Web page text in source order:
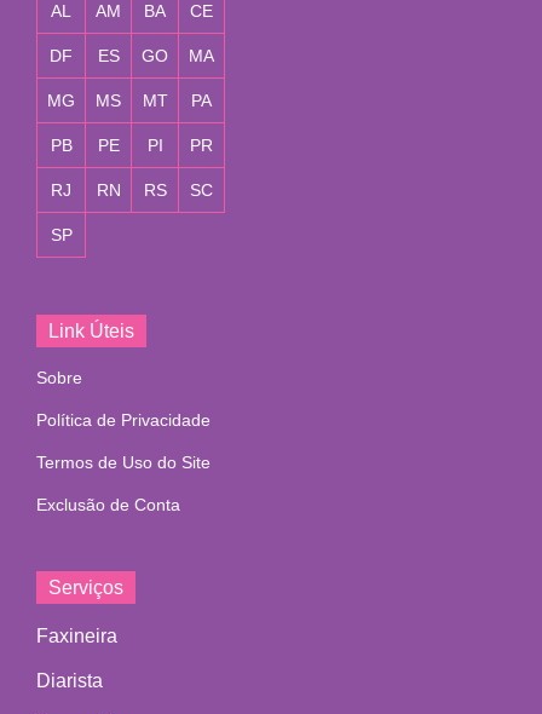
AL AM BA CE
DF ES GO MA
MG MS MT PA
PB PE PI PR
RJ RN RS SC
SP
Link Úteis
Sobre
Política de Privacidade
Termos de Uso do Site
Exclusão de Conta
Serviços
Faxineira
Diarista